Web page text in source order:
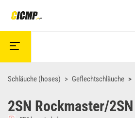
Schläuche (hoses) Geflechtschläuche
2SN Rockmaster/2SN